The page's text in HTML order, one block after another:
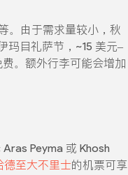
。由于需求量较小，秋
玛目礼萨节，~15 美元–
。额外行李可能会增加
Peyma 或 Khosh
德至大不里士的机票可享